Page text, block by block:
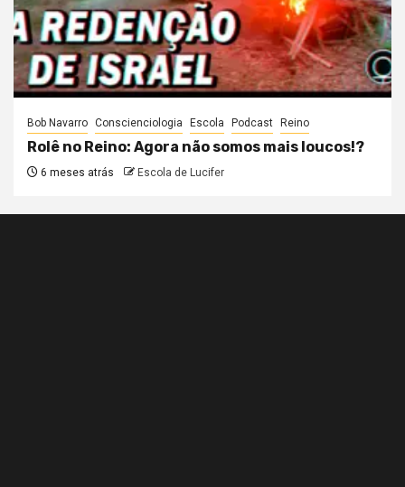
Bob Navarro Conscienciologia Escola Podcast Reino
Rolê no Reino: Agora não somos mais loucos!?
6 meses atrás Escola de Lucifer